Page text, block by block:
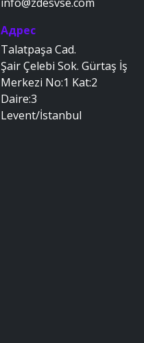
Адрес
Talatpaşa Cad.
Şair Çelebi Sok. Gürtaş İş
Merkezi No:1 Kat:2
Daire:3
Levent/İstanbul